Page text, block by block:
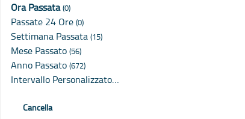
Ora Passata(0)
Passate 24 Ore (0)
Settimana Passata (15)
Mese Passato (56)
Anno Passato (672)
Intervallo Personalizzato…
Cancella